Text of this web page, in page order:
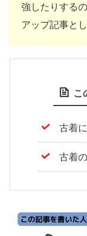
強したりする
アップ記事と
こ
古着
古着